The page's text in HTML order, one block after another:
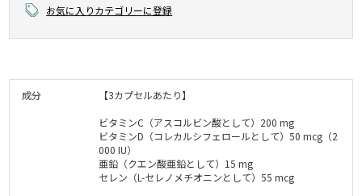
お気に入りカテゴリーに登録
成分
【3カプセルあたり】
ビタミンC（アスコルビン酸として）200 mg
ビタミンD（コレカルシフェロールとして）50 mcg（2
000 IU）
亜鉛（クエン酸亜鉛として）15 mg
セレン（L-セレノメチオニンとして）55 mcg